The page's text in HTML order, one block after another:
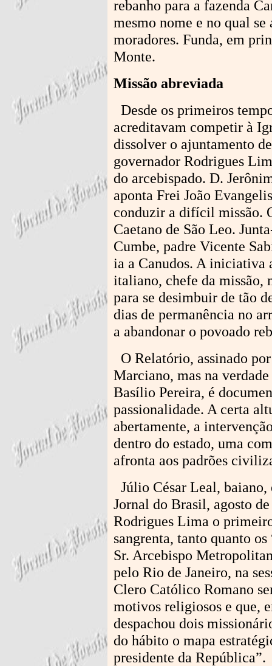
rebanho para a fazenda
mesmo nome e no qual
moradores. Funda, em
Monte.
Missão abreviada
Desde os primeiros
acreditavam competir à
dissolver o ajuntamento
governador Rodrigues
do arcebispado. D.
aponta Frei João
conduzir a difícil missão.
Caetano de São Leo.
Cumbe, padre Vicente
ia a Canudos. A iniciativa
italiano, chefe da missão,
para se desimbuir de tão
dias de permanência no
a abandonar o povoado
O Relatório, assinado
Marciano, mas na
Basílio Pereira, é
passionalidade. A certa
abertamente, a
dentro do estado, uma
afronta aos padrões
Júlio César Leal,
Jornal do Brasil, agosto
Rodrigues Lima o
sangrenta, tanto quanto
Sr. Arcebispo
pelo Rio de Janeiro, na
Clero Católico Romano
motivos religiosos e que,
despachou dois
do hábito o mapa
presidente da República”.